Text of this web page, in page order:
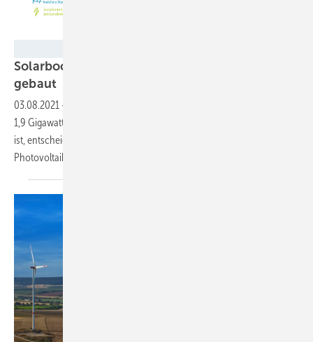
Solarboom in Thüringen: 4.000 neue Anlagen
gebaut
03.08.2021 -
1,9 Gigawatt. Auch wenn die Landesförderung derzeit ausgeschöpft
ist, entscheiden sich immer mehr Hauseigentümer für die
Photovoltaik.